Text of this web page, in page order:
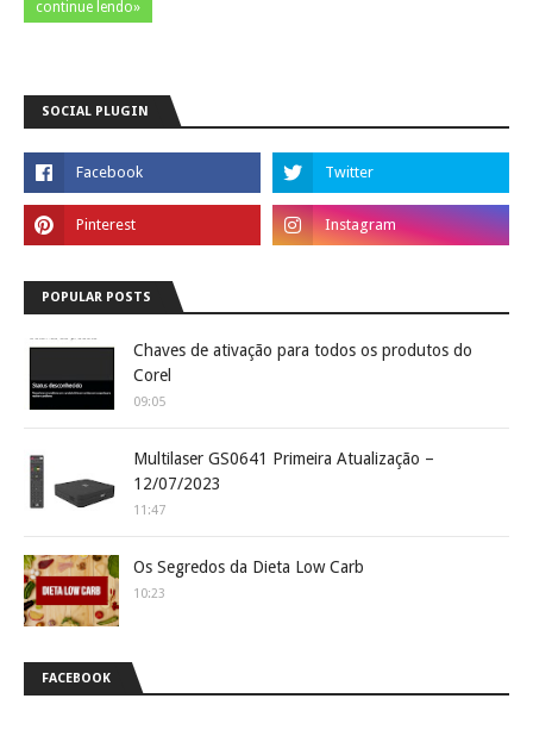
continue lendo»
SOCIAL PLUGIN
POPULAR POSTS
Chaves de ativação para todos os produtos do
Corel
09:05
Multilaser GS0641 Primeira Atualização –
12/07/2023
11:47
Os Segredos da Dieta Low Carb
10:23
FACEBOOK